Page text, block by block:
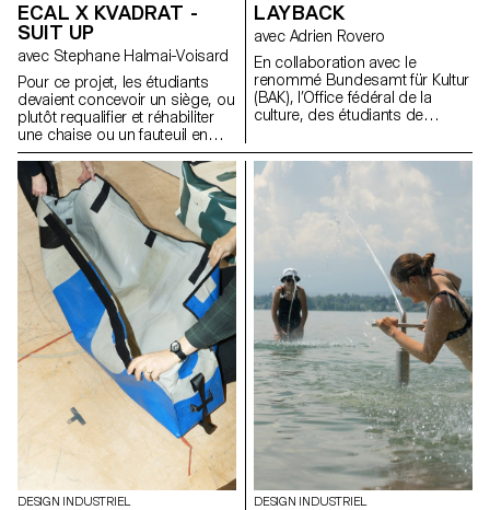
ECAL X KVADRAT -
SUIT UP
avec Stephane Halmai-Voisard
Pour ce projet, les étudiants
devaient concevoir un siège, ou
plutôt requalifier et réhabiliter
une chaise ou un fauteuil en
utilisant des modèles existants
comme la monobloc, la chaise
bistro en aluminium ou la
chaise longue, en tant que
structure de base. En
employant des textiles
d’ameublement Kvadrat, les
designs devaient être
réversibles, c’est-à-dire ne pas
altérer la structure existante.
Tout en pouvant conserver ou
modifier la fonction originale de
la chaise, les propositions
visaient à améliorer le confort et
l’aspect esthétique des sièges.
LAYBACK
avec Adrien Rovero
En collaboration avec le
renommé Bundesamt für Kultur
(BAK), l’Office fédéral de la
culture, des étudiants de
en design industriel, sous la
direction d’Adrien Rovero, ont
conçu l’espace de médiation
de l’exposition des Swiss
Design Awards à Bâle, qui se
tiendra pendant la foire Art
Basel en juin 2024.
DESIGN INDUSTRIEL DESIGN INDUSTRIEL